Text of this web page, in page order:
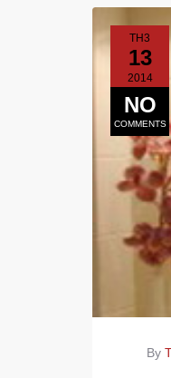
TH3
13
2014
NO
COMMENTS
By